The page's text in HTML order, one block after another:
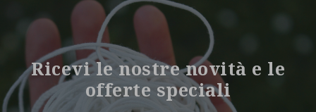
Ricevi le nostre novità e le
offerte speciali